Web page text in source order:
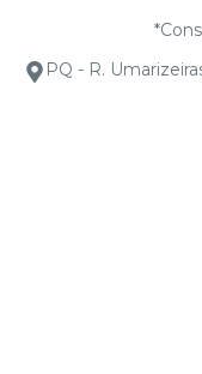
PQ - R.